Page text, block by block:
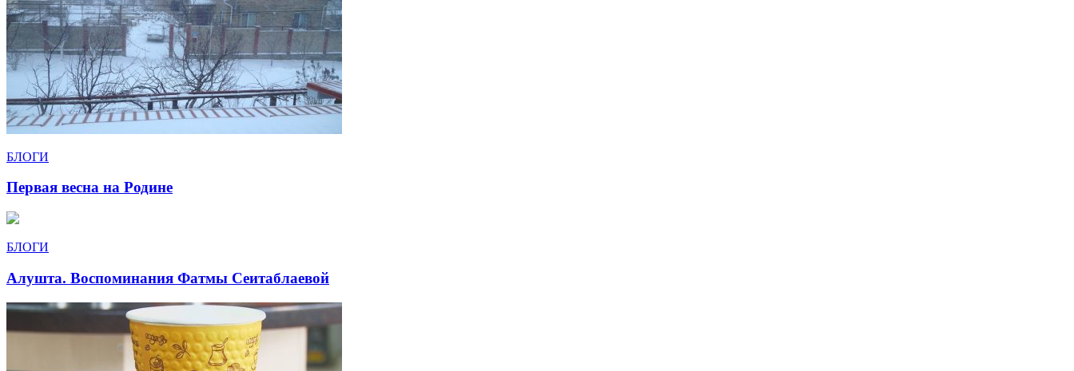
БЛОГИ
Первая весна на Родине
БЛОГИ
Алушта. Воспоминания Фатмы Сеитаблаевой